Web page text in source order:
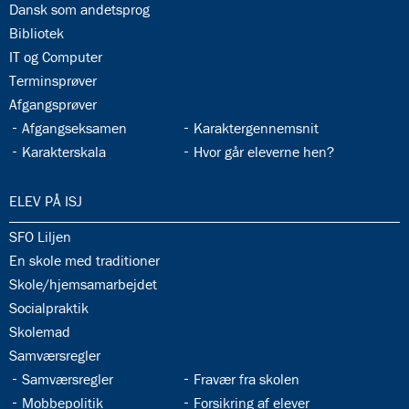
33.6:
Dansk som andetsprog
33.7:
Bibliotek
33.8:
IT og Computer
33.9:
Terminsprøver
33.10:
Afgangsprøver
33.11:
Afgangseksamen 33.12:
Karaktergennemsnit
33.13:
Karakterskala 33.14:
Hvor går eleverne hen?
34.0:
ELEV PÅ ISJ
34.1:
SFO Liljen
34.2:
En skole med traditioner
34.3:
Skole/hjemsamarbejdet
34.4:
Socialpraktik
34.5:
Skolemad
34.6:
Samværsregler
34.7:
Samværsregler 34.8:
Fravær fra skolen
34.9:
Mobbepolitik 34.10:
Forsikring af elever